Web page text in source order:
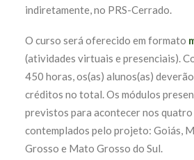
indiretamente, no PRS-Cerrado.
O curso será oferecido em formato
(atividades virtuais e presenciais).
450 horas, os(as) alunos(as)
créditos no total.Os módulos
previstos para acontecer nos
contemplados pelo projeto: Goiás,
Grosso e Mato Grosso do Sul.